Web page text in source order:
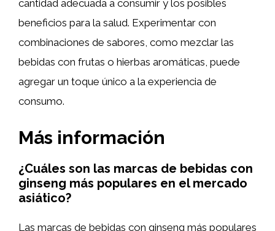
cantidad adecuada a consumir y los posibles
beneficios para la salud. Experimentar con
combinaciones de sabores, como mezclar las
bebidas con frutas o hierbas aromáticas, puede
agregar un toque único a la experiencia de
consumo.
Más información
¿Cuáles son las marcas de bebidas con
ginseng más populares en el mercado
asiático?
Las marcas de bebidas con ginseng más populares